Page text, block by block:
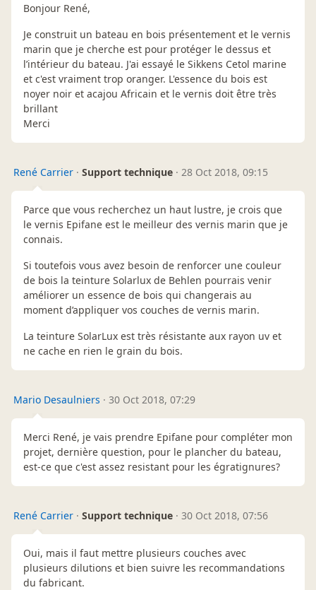
Bonjour René,
Je construit un bateau en bois présentement et le vernis
marin que je cherche est pour protéger le dessus et
l’intérieur du bateau. J'ai essayé le Sikkens Cetol marine
et c'est vraiment trop oranger. L'essence du bois est
noyer noir et acajou Africain et le vernis doit être très
brillant
Merci
René Carrier · Support technique · 28 Oct 2018, 09:15
Parce que vous recherchez un haut lustre, je crois que
le vernis Epifane est le meilleur des vernis marin que je
connais.
Si toutefois vous avez besoin de renforcer une couleur
de bois la teinture Solarlux de Behlen pourrais venir
améliorer un essence de bois qui changerais au
moment d’appliquer vos couches de vernis marin.
La teinture SolarLux est très résistante aux rayon uv et
ne cache en rien le grain du bois.
Mario Desaulniers · 30 Oct 2018, 07:29
Merci René, je vais prendre Epifane pour compléter mon
projet, dernière question, pour le plancher du bateau,
est-ce que c'est assez resistant pour les égratignures?
René Carrier · Support technique · 30 Oct 2018, 07:56
Oui, mais il faut mettre plusieurs couches avec
plusieurs dilutions et bien suivre les recommandations
du fabricant.